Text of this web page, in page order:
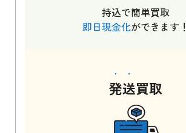
持込で簡単買取
即日現金化ができます！
発送買取